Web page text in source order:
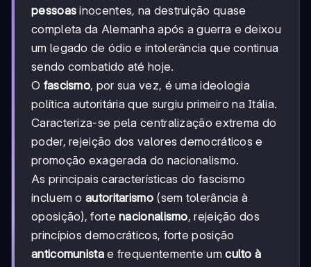
pessoas inocentes, na destruição quase
completa da Alemanha após a guerra e deixou
um legado de ódio e intolerância que continua
sendo combatido até hoje.
O fascismo, por sua vez, é uma ideologia
política autoritária que surgiu primeiro na Itália.
Caracteriza-se pela centralização extrema do
poder, rejeição dos valores democráticos e
promoção exagerada do nacionalismo.
As principais características do fascismo
incluem o autoritarismo(sem tolerância à
oposição), fortenacionalismo, rejeição dos
princípios democráticos, forte posição
anticomunistae frequentemente umculto à